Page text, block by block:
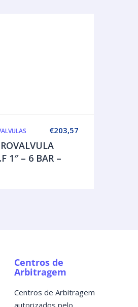
€203,57
1″ – 6 BAR –
Centros de
Arbitragem
Centros de Arbitragem
autorizados pelo